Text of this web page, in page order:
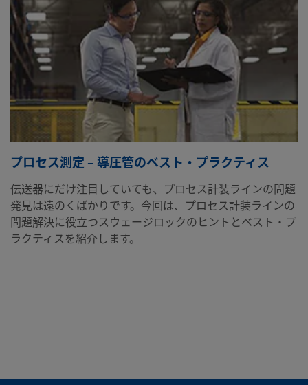
プロセス測定 – 導圧管のベスト・プラクティス
伝送器にだけ注目していても、プロセス計装ラインの問題
発見は遠のくばかりです。今回は、プロセス計装ラインの
問題解決に役立つスウェージロックのヒントとベスト・プ
ラクティスを紹介します。